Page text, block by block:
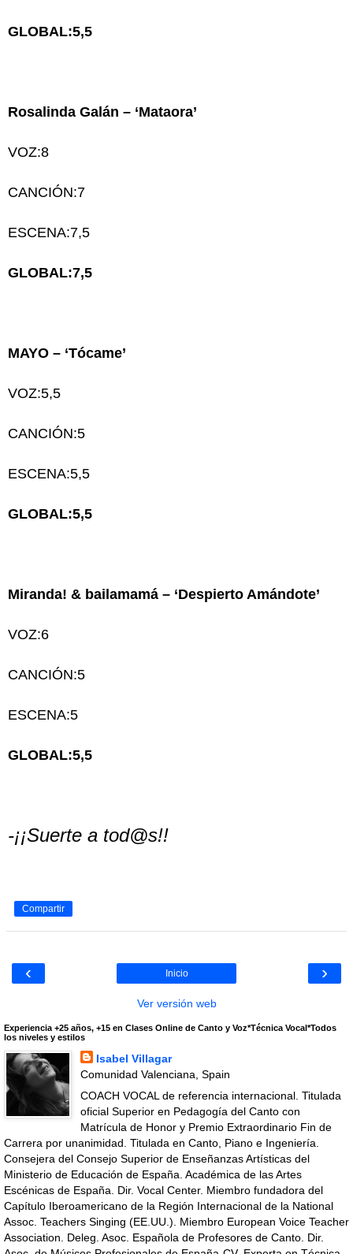
GLOBAL:5,5
Rosalinda Galán – ‘Mataora’
VOZ:8
CANCIÓN:7
ESCENA:7,5
GLOBAL:7,5
MAYO – ‘Tócame’
VOZ:5,5
CANCIÓN:5
ESCENA:5,5
GLOBAL:5,5
Miranda! & bailamamá – ‘Despierto Amándote’
VOZ:6
CANCIÓN:5
ESCENA:5
GLOBAL:5,5
-¡¡Suerte a tod@s!!
Compartir
‹ ›
Inicio
Ver versión web
Experiencia +25 años, +15 en Clases Online de Canto y Voz*Técnica Vocal*Todos
los niveles y estilos
Isabel Villagar
Comunidad Valenciana, Spain
COACH VOCAL de referencia internacional. Titulada
oficial Superior en Pedagogía del Canto con
Matrícula de Honor y Premio Extraordinario Fin de
Carrera por unanimidad. Titulada en Canto, Piano e Ingeniería.
Consejera del Consejo Superior de Enseñanzas Artísticas del
Ministerio de Educación de España. Académica de las Artes
Escénicas de España. Dir. Vocal Center. Miembro fundadora del
Capítulo Iberoamericano de la Región Internacional de la National
Assoc. Teachers Singing (EE.UU.). Miembro European Voice Teacher
Association. Deleg. Asoc. Española de Profesores de Canto. Dir.